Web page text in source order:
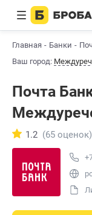
Главная Банки
Ваш город:
Почта
1.2 (65 оценок)